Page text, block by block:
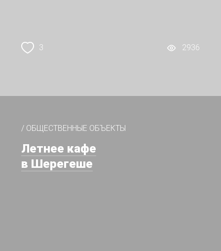
3 2936
/ ОБЩЕСТВЕННЫЕ ОБЪЕКТЫ
Летнее кафе
в Шерегеше